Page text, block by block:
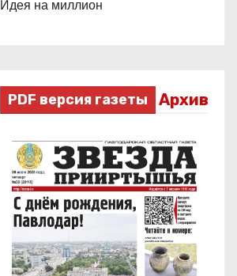
Идея на миллион
PDF версия газеты Архив